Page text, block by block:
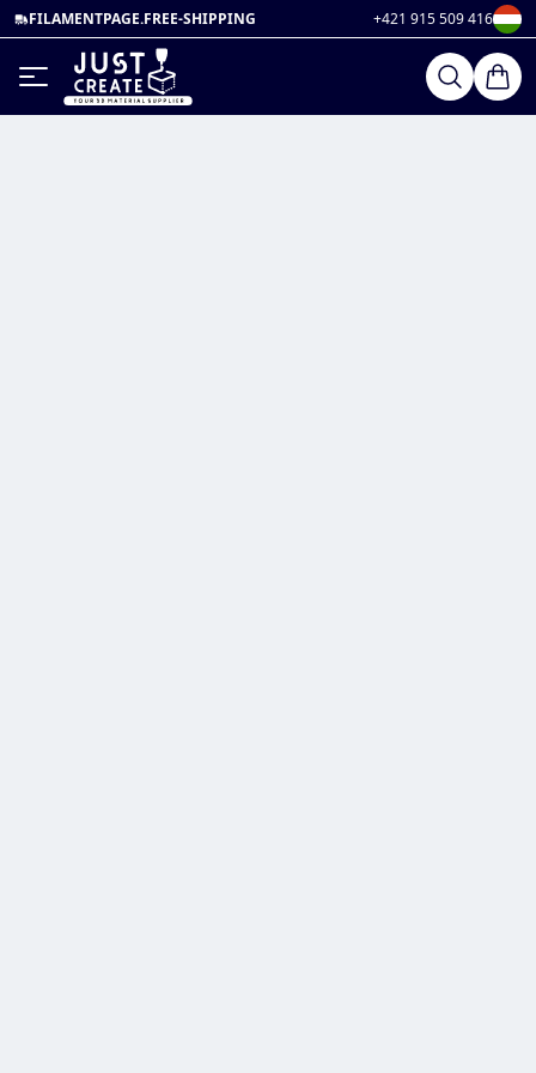
FILAMENTPAGE.FREE-SHIPPING +421 915 509 416